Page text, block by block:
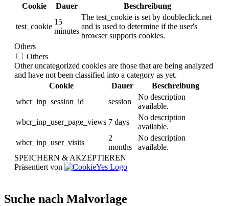
Cookie
Dauer Beschreibung
test_cookie
15
minutes
The test_cookie is set by doubleclick.net
and is used to determine if the user's
browser supports cookies.
Others
Others
Other uncategorized cookies are those that are being analyzed
and have not been classified into a category as yet.
Cookie
Dauer
Beschreibung
wbcr_inp_session_id
session
No description
available.
wbcr_inp_user_page_views 7 days
No description
available.
wbcr_inp_user_visits
2
months
No description
available.
SPEICHERN & AKZEPTIEREN
Präsentiert von
Suche nach Malvorlage